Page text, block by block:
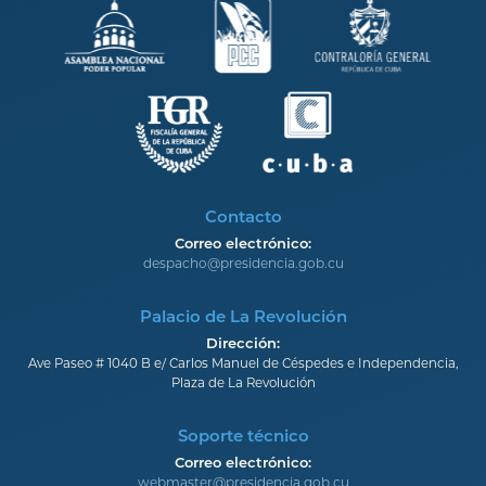
Contacto
Correo electrónico:
despacho@presidencia.gob.cu
Palacio de La Revolución
Dirección:
Ave Paseo # 1040 B e/ Carlos Manuel de Céspedes e Independencia,
Plaza de La Revolución
Soporte técnico
Correo electrónico:
webmaster@presidencia.gob.cu